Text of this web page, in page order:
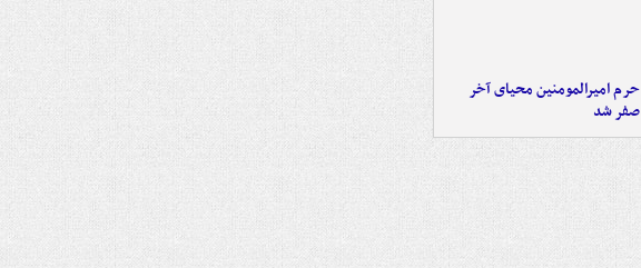
حرم امیرالمومنین محیای آخر
صفر شد